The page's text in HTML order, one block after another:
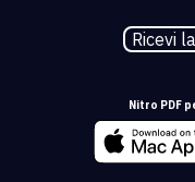
Ricevi
Nitro PDF